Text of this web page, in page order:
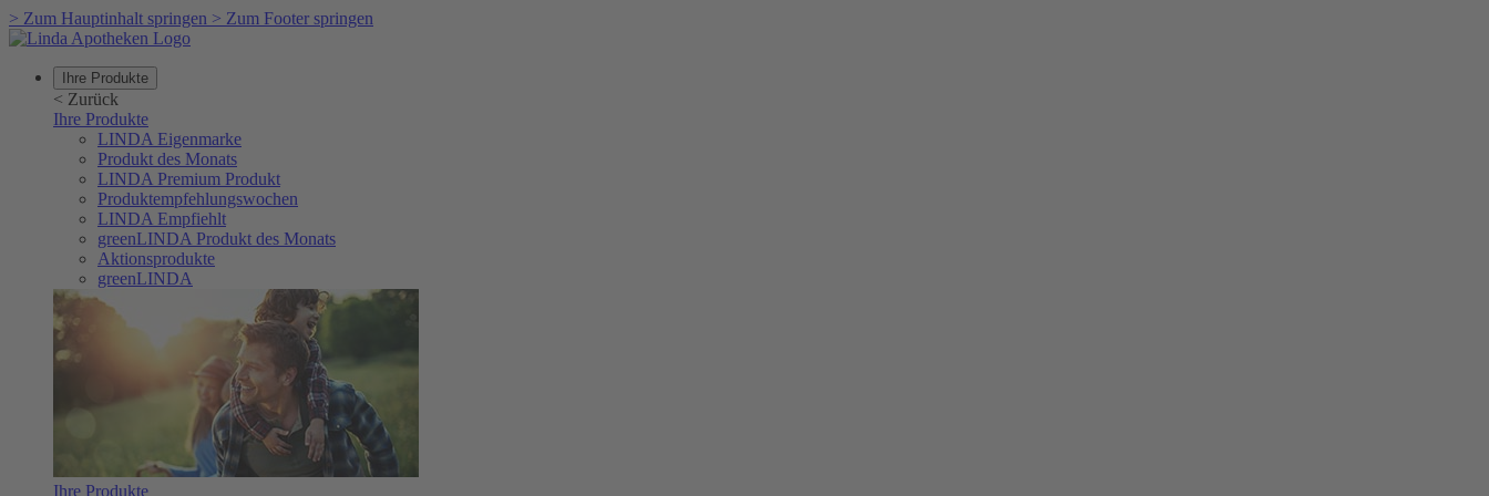
> Zum Hauptinhalt springen > Zum Footer springen
Ihre Produkte
< Zurück
Ihre Produkte
LINDA Eigenmarke
Produkt des Monats
LINDA Premium Produkt
Produktempfehlungswochen
LINDA Empfiehlt
greenLINDA Produkt des Monats
Aktionsprodukte
greenLINDA
Ihre Produkte